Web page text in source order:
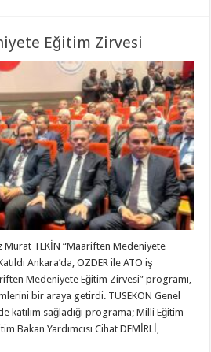
Eğitim Zirvesi
Murat TEKİN “Maariften Medeniyete
Ankara’da, ÖZDER ile ATO iş
Medeniyete Eğitim Zirvesi” programı,
bir araya getirdi. TÜSEKON Genel
katılım sağladığı programa; Milli Eğitim
Bakan Yardımcısı Cihat DEMİRLİ, …